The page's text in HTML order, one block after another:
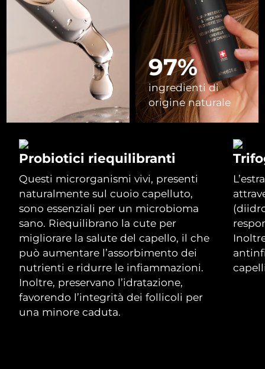
97%
ingredienti di
origine naturale
Probiotici riequilibranti
Questi microrganismi vivi, presenti
naturalmente sul cuoio capelluto,
sono essenziali per un microbioma
sano. Riequilibrano la cute per
migliorare la salute del capello, il che
può aumentare l’assorbimento dei
nutrienti e ridurre le infiammazioni.
Inoltre, preservano l’idratazione,
favorendo l’integrità dei follicoli per
una minore caduta.
Malaysia Consegna stimata1/2/2026
Malta Consegna stimata 29/1/2026
Consegna stimata2/2/2026
Consegna stimata 30/1/2026
Paesi Bassi 29/1/2026
Nuova Zelanda Consegna stimata 29/1/2026
Norvegia Consegna stimata 29/1/2026
Oman Consegna stimata 1/2/2026
Perù Consegna stimata 2/2/2026
Filippine Consegna stimata
Polonia Consegna stimata